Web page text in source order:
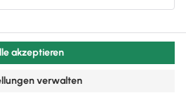
Rechnungserstellung für
Fehler zu vermeiden.